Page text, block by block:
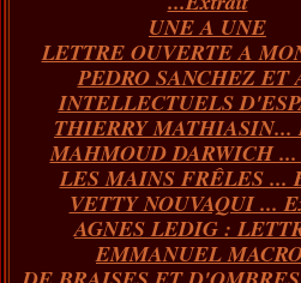
UNE A UNE
LETTRE OUVERTE A
PEDRO SANCHEZ ET
INTELLECTUELS
THIERRY MATHIASIN...
MAHMOUD DARWICH
LES MAINS FRÊLES ...
VETTY NOUVAQUI ...
AGNES LEDIG :
EMMANUEL